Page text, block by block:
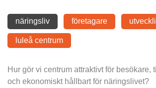
näringsliv företagare
luleå centrum
Hur gör vi centrum attraktivt för besökare,
och ekonomiskt hållbart för näringslivet?